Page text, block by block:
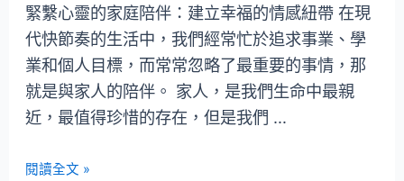
緊繫心靈的家庭陪伴：建立幸福的情感紐帶 在現
代快節奏的生活中，我們經常忙於追求事業、學
業和個人目標，而常常忽略了最重要的事情，那
就是與家人的陪伴。 家人，是我們生命中最親
近，最值得珍惜的存在，但是我們 …
閱讀全文 »